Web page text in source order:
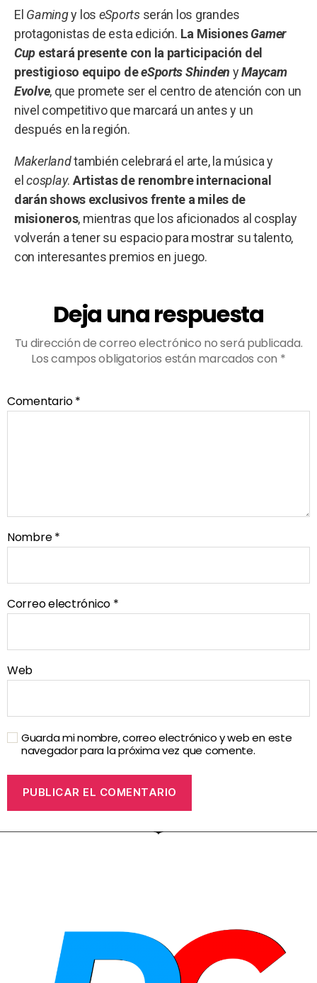
El Gamingy los eSportsserán los grandes
protagonistas de esta edición. La MisionesGamer
Cup estará presente con la participación del
prestigioso equipo deeSports Shinden yMaycam
Evolve, que promete ser el centro de atención con un
nivel competitivo que marcará un antes y un
después en la región.
Makerlandtambién celebrará el arte, la música y
elcosplay. Artistas de renombre internacional
darán shows exclusivos frente a miles de
misioneros, mientras que los aficionados al cosplay
volverán a tener su espacio para mostrar su talento,
con interesantes premios en juego.
Deja una respuesta
Tu dirección de correo electrónico no será publicada.
Los campos obligatorios están marcados con *
Comentario*
Nombre*
Correo electrónico *
Web
Guarda mi nombre, correo electrónico y web en este
navegador para la próxima vez que comente.